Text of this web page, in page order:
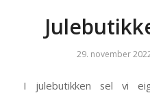
29. november
I julebutikken sel vi